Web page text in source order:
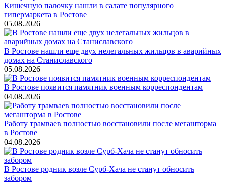
Кишечную палочку нашли в салате популярного
гипермаркета в Ростове
05.08.2026
В Ростове нашли еще двух нелегальных жильцов в аварийных
домах на Станиславского
05.08.2026
В Ростове появится памятник военным корреспондентам
04.08.2026
Работу трамваев полностью восстановили после мегашторма
в Ростове
04.08.2026
В Ростове родник возле Сурб-Хача не станут обносить
забором